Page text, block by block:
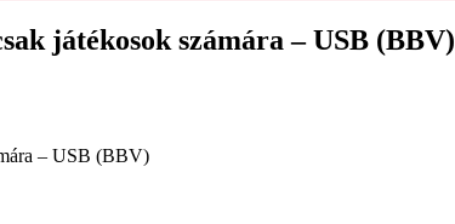
játékosok számára – USB (BBV)
– USB (BBV)